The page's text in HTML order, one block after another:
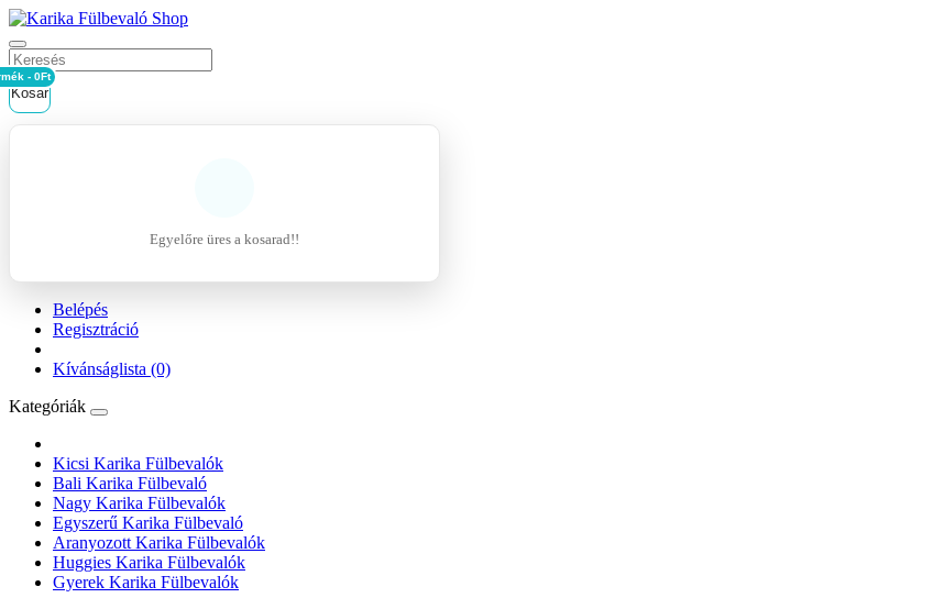
Kosár
- 0Ft
Egyelőre üres a kosarad!!
Belépés
Regisztráció
Kívánságlista (0)
Kategóriák
Kicsi Karika Fülbevalók
Bali Karika Fülbevaló
Nagy Karika Fülbevalók
Egyszerű Karika Fülbevaló
Aranyozott Karika Fülbevalók
Huggies Karika Fülbevalók
Gyerek Karika Fülbevalók